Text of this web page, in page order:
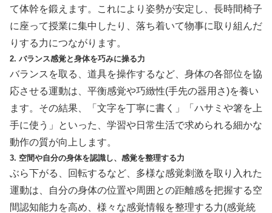
て体幹を鍛えます。これにより姿勢が安定し、長時間椅子
に座って授業に集中したり、落ち着いて物事に取り組んだ
りする力につながります。
2. バランス感覚と身体を巧みに操る力
バランスを取る、道具を操作するなど、身体の各部位を協
応させる運動は、平衡感覚や巧緻性(手先の器用さ)を養い
ます。その結果、「文字を丁寧に書く」「ハサミや箸を上
手に使う」といった、学習や日常生活で求められる細かな
動作の質が向上します。
3. 空間や自分の身体を認識し、感覚を整理する力
ぶら下がる、回転するなど、多様な感覚刺激を取り入れた
運動は、自分の身体の位置や周囲との距離感を把握する空
間認知能力を高め、様々な感覚情報を整理する力(感覚統